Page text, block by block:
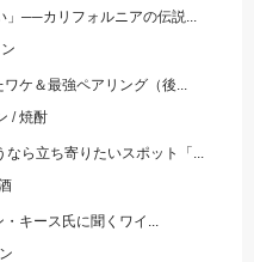
」──カリフォルニアの伝説...
ケ＆最強ペアリング（後...
/焼酎
なら立ち寄りたいスポット「...
キース氏に聞くワイ...